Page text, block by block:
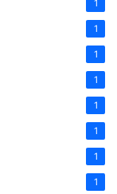
1
1
1
1
1
1
1
1